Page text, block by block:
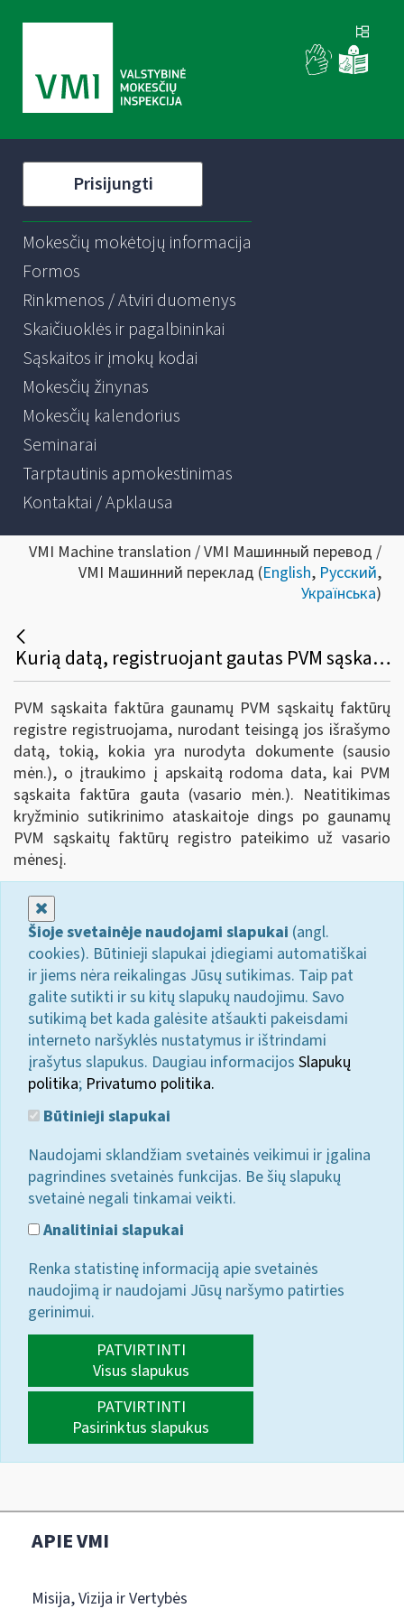
Prisijungti
Mokesčių mokėtojų informacija
Formos
Rinkmenos / Atviri duomenys
Skaičiuoklės ir pagalbininkai
Sąskaitos ir įmokų kodai
Mokesčių žinynas
Mokesčių kalendorius
Seminarai
Tarptautinis apmokestinimas
Kontaktai / Apklausa
VMI Machine translation / VMI Машинный перевод /
VMI Машинний переклад (English, Русский,
Українська)
Kurią datą, registruojant gautas PVM sąskaitas faktūras i.SAF reikia nurodyti - PVM sąskaitos faktūros išrašymo (pvz., sausio), ar PVM sąskaitos faktūros gavimo datą (pvz., vasario)?
PVM sąskaita faktūra gaunamų PVM sąskaitų faktūrų
registre registruojama, nurodant teisingą jos išrašymo
datą, tokią, kokia yra nurodyta dokumente (sausio
mėn.), o įtraukimo į apskaitą rodoma data, kai PVM
sąskaita faktūra gauta (vasario mėn.). Neatitikimas
kryžminio sutikrinimo ataskaitoje dings po gaunamų
PVM sąskaitų faktūrų registro pateikimo už vasario
mėnesį.
Šioje svetainėje naudojami slapukai (angl.
cookies). Būtinieji slapukai įdiegiami automatiškai
ir jiems nėra reikalingas Jūsų sutikimas. Taip pat
galite sutikti ir su kitų slapukų naudojimu. Savo
sutikimą bet kada galėsite atšaukti pakeisdami
interneto naršyklės nustatymus ir ištrindami
įrašytus slapukus. Daugiau informacijos Slapukų
politika; Privatumo politika.
Būtinieji slapukai
Naudojami sklandžiam svetainės veikimui ir įgalina
pagrindines svetainės funkcijas. Be šių slapukų
svetainė negali tinkamai veikti.
Analitiniai slapukai
Renka statistinę informaciją apie svetainės
naudojimą ir naudojami Jūsų naršymo patirties
gerinimui.
PATVIRTINTI
Visus slapukus
PATVIRTINTI
Pasirinktus slapukus
APIE VMI
Misija, Vizija ir Vertybės